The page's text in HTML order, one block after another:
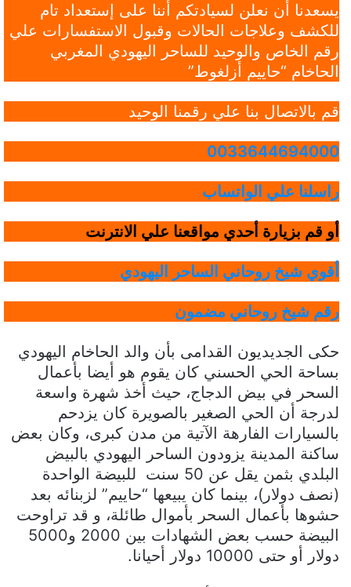
يسعدنا أن نعلن لسيادتكم أننا على إستعداد تام
للكشف وعلاجات الحالات وقبول الاستفسارات علي
رقم الخاص والوحيد للساحر اليهودي المغربي
الحاخام “حاييم أزلغوط”
قم بالاتصال بنا علي رقمنا الوحيد
0033644694000
راسلنا علي الواتساب
أو قم بزيارة أحدي مواقعنا علي الانترنت
أقوي شيخ روحاني الساحر اليهودي
رقم شيخ روحاني مضمون
حكى الجديديون القدامى بأن والد الحاخام اليهودي
بساحة الحي الحسني كان يقوم هو أيضا بأعمال
السحر في بيض الدجاج، حيث أخذ شهرة واسعة
لدرجة أن الحي الصغير بالصويرة كان يزدحم
بالسيارات الفارهة الآتية من مدن كبرى، وكان بعض
ساكنة المدينة يزودون الساحر اليهودي بالبيض
البلدي بثمن يقل عن 50 سنت للبيضة الواحدة
(نصف دولار)، بينما كان يبيعها “حاييم” لزبنائه بعد
حشوها بأعمال السحر بأموال طائلة، و قد تراوحت
البيضة حسب بعض الشهادات بين 2000 و5000
دولار أو حتى 10000 دولار أحيانا.